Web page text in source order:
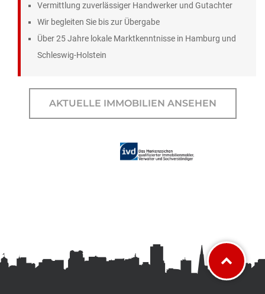
Vermittlung zuverlässiger Handwerker und Gutachter
Wir begleiten Sie bis zur Übergabe
Über 25 Jahre lokale Marktkenntnisse in Hamburg und
Schleswig-Holstein
AKTUELLE IMMOBILIEN ANSEHEN